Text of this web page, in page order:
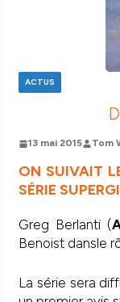
ACTUS
13 mai 2015 Tom
ON SUIVAIT
SÉRIE
Greg Berlanti (
Benoist dansle
La série sera